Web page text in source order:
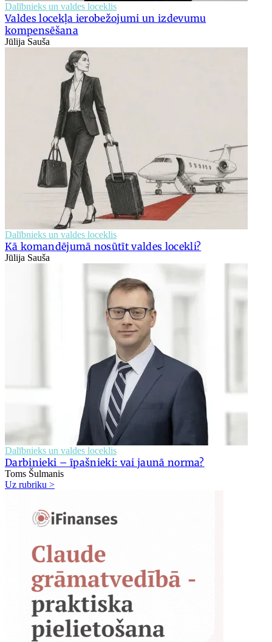
Dalībnieks un valdes loceklis
Valdes locekļa ierobežojumi un izdevumu
kompensēšana
Jūlija Sauša
Dalībnieks un valdes loceklis
Kā komandējumā nosūtīt valdes locekli?
Jūlija Sauša
Dalībnieks un valdes loceklis
Darbinieki – īpašnieki: vai jaunā norma?
Toms Šulmanis
Uz rubriku >